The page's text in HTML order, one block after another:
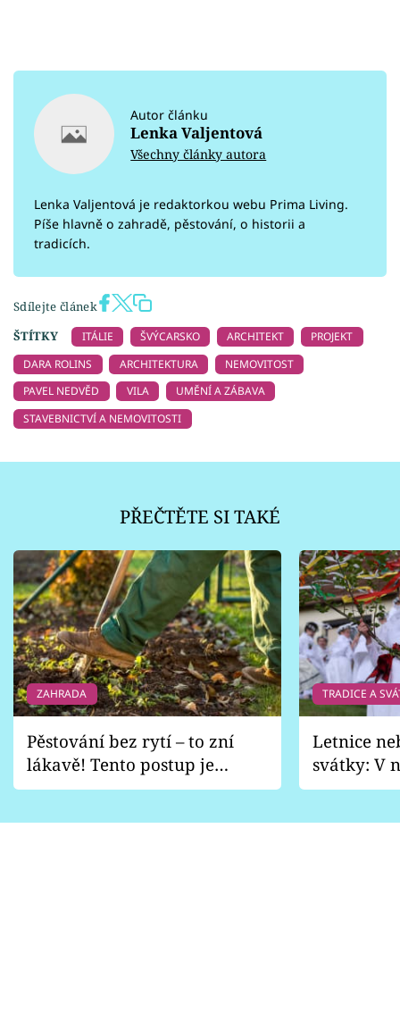
Autor článku
Lenka Valjentová
Všechny články autora
Lenka Valjentová je redaktorkou webu Prima Living.
Píše hlavně o zahradě, pěstování, o historii a
tradicích.
Sdílejte článek
ŠTÍTKY
ITÁLIE ŠVÝCARSKO ARCHITEKT
PROJEKT
DARA ROLINS
ARCHITEKTURA
NEMOVITOST
PAVEL NEDVĚD
VILA
UMĚNÍ A ZÁBAVA
STAVEBNICTVÍ A NEMOVITOSTI
PŘEČTĚTE SI TAKÉ
ZAHRADA
Pěstování bez rytí – to zní
lákavě! Tento postup je
vhodný jen pro některé
TRADICE A
Letnice
svátky: V
pondělí